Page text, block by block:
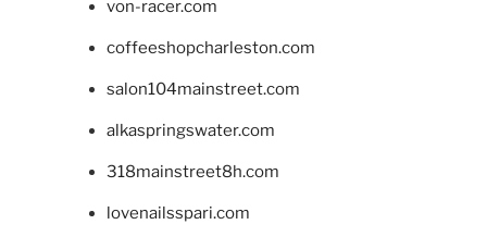
von-racer.com
coffeeshopcharleston.com
salon104mainstreet.com
alkaspringswater.com
318mainstreet8h.com
lovenailsspari.com